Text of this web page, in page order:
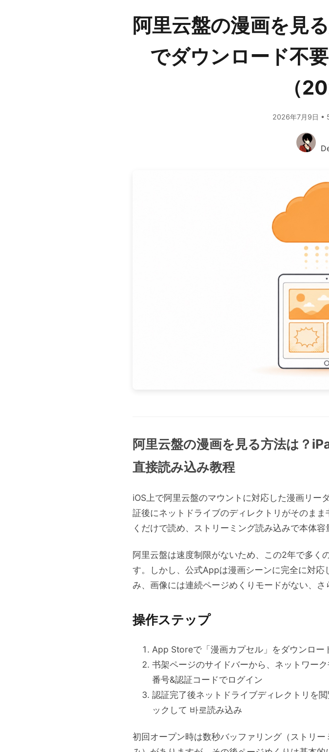
阿里云盤の漫画を見
でダウンロード不
（
2026年7月9日 •
阿里云盤の漫画を見る方法は？
直接読み込み教程
iOS上で阿里云盤のマウントに対応した漫画リー
証後にネットドライブのディレクトリがそのま
くだけで読め、ストリーミング読み込みで本体容
阿里云盤は速度制限がないため、この2年で多く
す。しかし、公式Appは漫画シーンに完全に対
み、画像には連続ページめくりモードがない、
操作ステップ
App Storeで「漫画カプセル」をダウンロー
书架ページのサイドバーから、ネットワー
番号&認証コードでログイン
認証完了後ネットドライブディレクトリを
ックして 바로読み込み
初回オープン時は数秒バッファリング（ストリ